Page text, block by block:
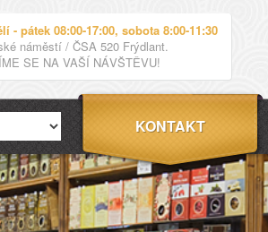
- pátek 08:00-17:00, sobota 8:00-11:30
náměstí / ČSA 520 Frýdlant.
SE NA VAŠÍ NÁVŠTĚVU!
KONTAKT